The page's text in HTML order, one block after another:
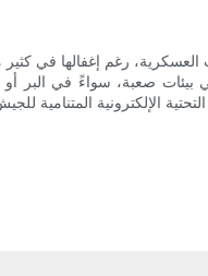
رغم إغفالها في كثير
صعبة، سواءً في البر أو